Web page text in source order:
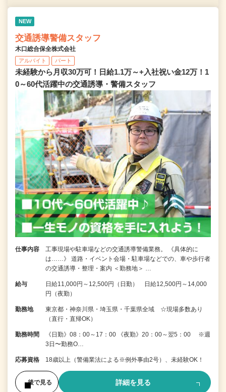
NEW
交通誘導警備スタッフ
木口総合保全株式会社
アルバイト パート
未経験から月収30万可！日給1.1万～+入社祝い金12万！1
0～60代活躍中の交通誘導・警備スタッフ
仕事内容
工事現場や駐車場などの交通誘導警備業務。 《具体的に
は……》 道路・イベント会場・駐車場などでの、車や歩行者
の交通誘導・整理・案内 ＜勤務地＞ …
給与
日給11,000円～12,500円（日勤） 日給12,500円～14,000
円（夜勤）
勤務地
東京都・神奈川県・埼玉県・千葉県全域 ☆現場多数あり
（直行・直帰OK）
勤務時間
《日勤》08：00～17：00 《夜勤》20：00～翌5：00 ※週
3日〜勤務O…
応募資格 18歳以上（警備業法による※例外事由2号）、未経験OK！
後で見る 詳細を見る